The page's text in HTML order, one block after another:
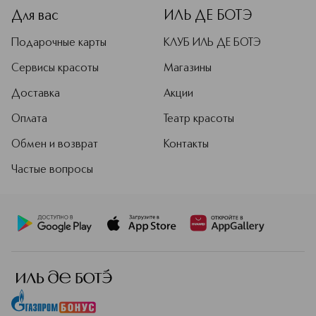
Для вас
Подарочные карты
Сервисы красоты
Доставка
Оплата
Обмен и возврат
Частые вопросы
ИЛЬ ДЕ БОТЭ
КЛУБ ИЛЬ ДЕ БОТЭ
Магазины
Акции
Театр красоты
Контакты